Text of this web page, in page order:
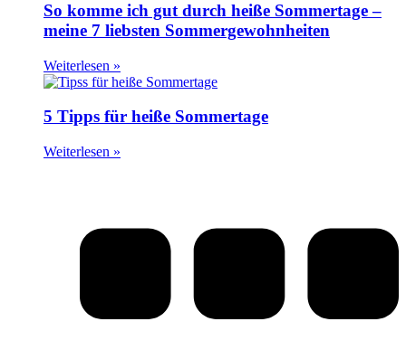
So komme ich gut durch heiße Sommertage –
meine 7 liebsten Sommergewohnheiten
Weiterlesen »
5 Tipps für heiße Sommertage
Weiterlesen »